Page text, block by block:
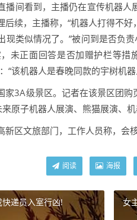
播间看到，主播仍在宣传机器
后续，主播称，“机器人打得不
类似情况了。”被问到是否负
未正面回答是否加赠护栏等措
“该机器人是春晚同款的宇树机
家3A级景区。记者在该景区团
原子机器人展演、熊猫展演、
新区文旅部门，工作人员称，会
阅读 海报
递员入室行凶! 女